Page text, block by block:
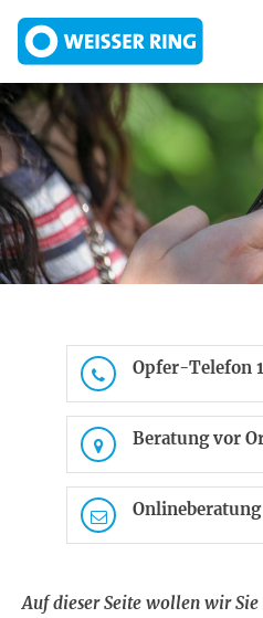
Opfer-Telefon
Beratung vor
Onlineberatung
Auf dieser Seite wollen wir